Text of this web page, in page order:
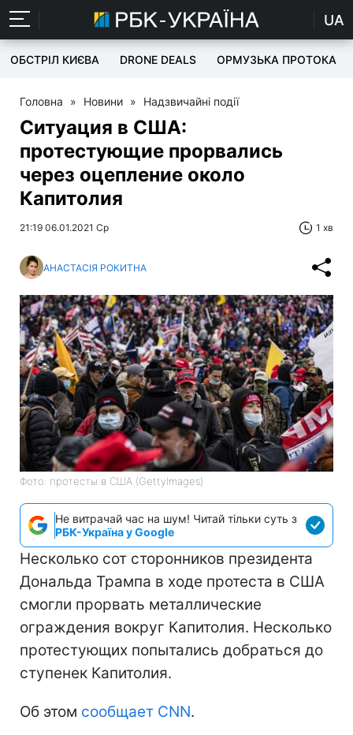
UA
ОБСТРІЛ КИЄВА DRONE DEALS ОРМУЗЬКА ПРОТОКА
Головна » Новини » Надзвичайні події
Ситуация в США:
протестующие прорвались
через оцепление около
Капитолия
21:19 06.01.2021 Ср 1 хв
АНАСТАСІЯ РОКИТНА
Фото: протесты в США (GettyImages)
Не витрачай час на шум! Читай тільки суть з
РБК-Україна у Google
Несколько сот сторонников президента
Дональда Трампа в ходе протеста в США
смогли прорвать металлические
ограждения вокруг Капитолия. Несколько
протестующих попытались добраться до
ступенек Капитолия.
Об этом сообщает CNN.